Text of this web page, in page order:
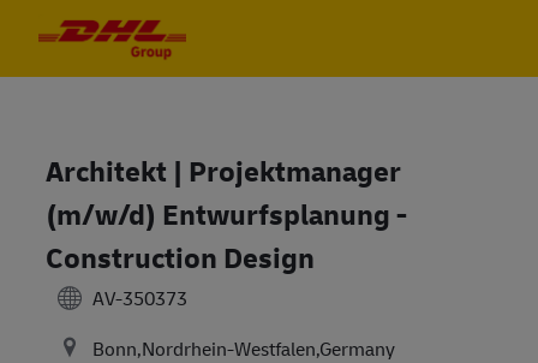
Architekt | Projektmanager
(m/w/d) Entwurfsplanung -
Construction Design
AV-350373
Bonn,Nordrhein-Westfalen,Germany